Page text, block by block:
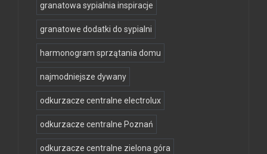
granatowa sypialnia inspiracje
granatowe dodatki do sypialni
harmonogram sprzątania domu
najmodniejsze dywany
odkurzacze centralne electrolux
odkurzacze centralne Poznań
odkurzacze centralne zielona góra